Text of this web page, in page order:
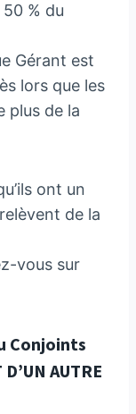
% du
Gérant est
lors que les
plus de la
ont un
de la
vous sur
Conjoints
AUTRE